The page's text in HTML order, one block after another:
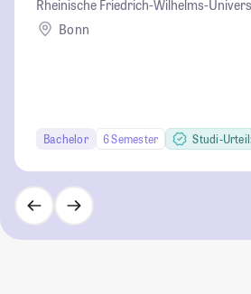
Rheinische Friedrich-Wilhelms-
Bonn
Bachelor 6 Semester Studi-